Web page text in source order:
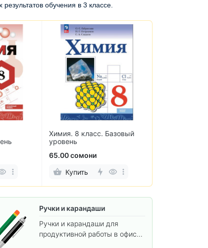
обучения в 3 классе.
Химия. 8 класс. Базовый
уровень
65.00 сомони
Купить
Ручки и карандаши
Ручки и карандаши для
продуктивной работы в офисе